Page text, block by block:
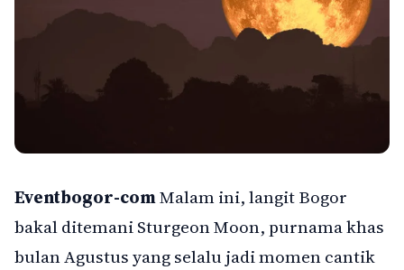
Eventbogor-comMalam ini, langit Bogor
bakal ditemani Sturgeon Moon, purnama khas
bulan Agustus yang selalu jadi momen cantik